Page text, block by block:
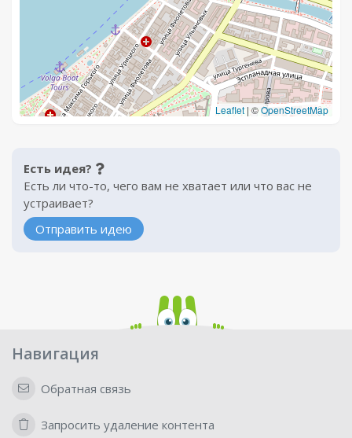
Leaflet |©OpenStreetMap
Есть идея?
Есть ли что-то, чего вам не хватает или что вас не
устраивает?
Отправить идею
Навигация
Обратная связь
Запросить удаление контента